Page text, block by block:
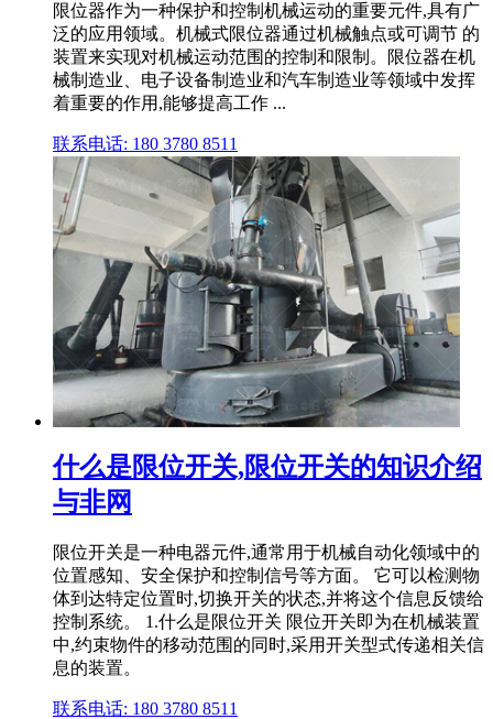
限位器作为一种保护和控制机械运动的重要元件,具有广
泛的应用领域。机械式限位器通过机械触点或可调节 的
装置来实现对机械运动范围的控制和限制。限位器在机
械制造业、电子设备制造业和汽车制造业等领域中发挥
着重要的作用,能够提高工作 ...
联系电话: 180 3780 8511
什么是限位开关,限位开关的知识介绍
与非网
限位开关是一种电器元件,通常用于机械自动化领域中的
位置感知、安全保护和控制信号等方面。 它可以检测物
体到达特定位置时,切换开关的状态,并将这个信息反馈给
控制系统。 1.什么是限位开关 限位开关即为在机械装置
中,约束物件的移动范围的同时,采用开关型式传递相关信
息的装置。
联系电话: 180 3780 8511